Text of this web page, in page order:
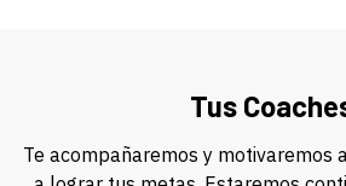
Tus
Te acompañaremos y motivaremos